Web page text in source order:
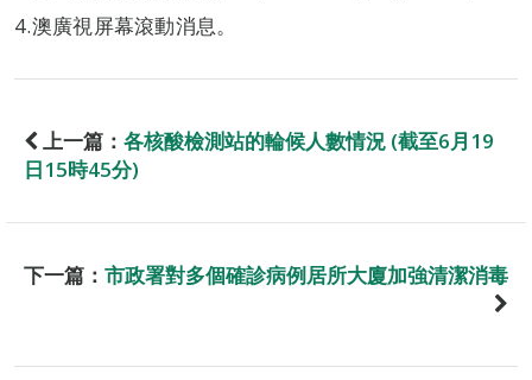
4.澳廣視屏幕滾動消息。
上一篇： 各核酸檢測站的輪候人數情況 (截至6月19
日15時45分)
下一篇： 市政署對多個確診病例居所大廈加強清潔消毒